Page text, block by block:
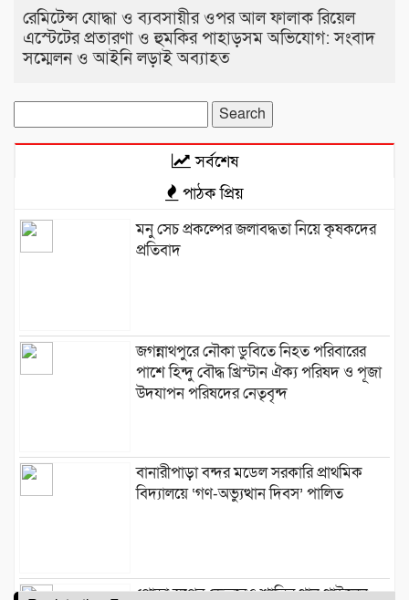
রেমিটেন্স যোদ্ধা ও ব্যবসায়ীর ওপর আল ফালাক রিয়েল
এস্টেটের প্রতারণা ও হুমকির পাহাড়সম অভিযোগ: সংবাদ
সম্মেলন ও আইনি লড়াই অব্যাহত
for:
সর্বশেষ
পাঠক প্রিয়
মনু সেচ প্রকল্পের জলাবদ্ধতা নিয়ে কৃষকদের
প্রতিবাদ
জগন্নাথপুরে নৌকা ডুবিতে নিহত পরিবারের
পাশে হিন্দু বৌদ্ধ খ্রিস্টান ঐক্য পরিষদ ও পূজা
উদযাপন পরিষদের নেতৃবৃন্দ
​বানারীপাড়া বন্দর মডেল সরকারি প্রাথমিক
বিদ্যালয়ে ‘গণ-অভ্যুত্থান দিবস’ পালিত
পোড়া স্বপ্নের ভেতরেও শান্তির গান গাইলেন